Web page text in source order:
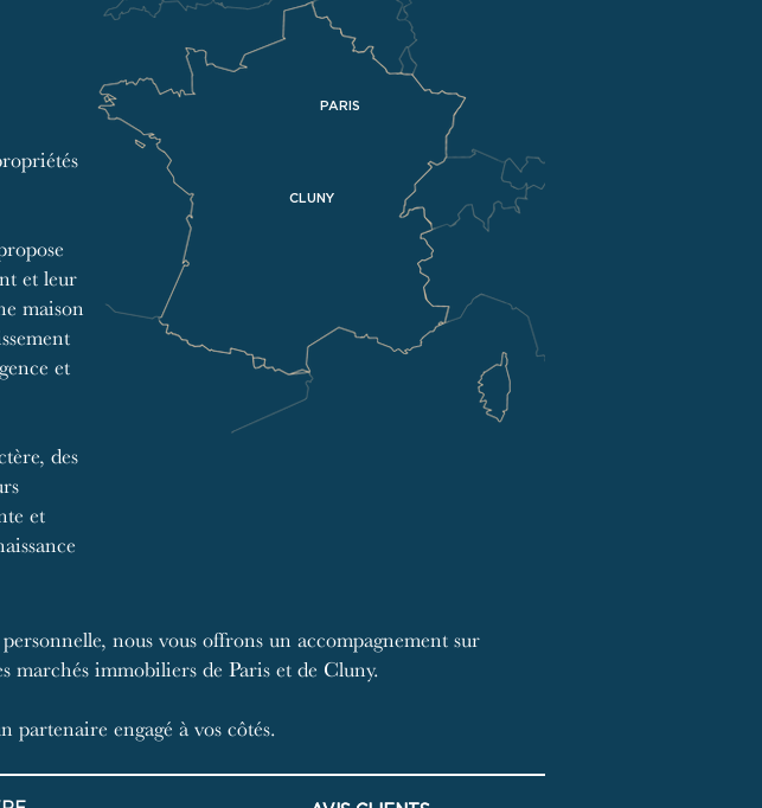
et leur
maison
et
des
et
CLUNY
PARIS
nous vous offrons un accompagnement sur
marchés immobiliers de Paris et de Cluny.
engagé à vos côtés.